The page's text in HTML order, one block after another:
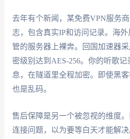
去年有个新闻，某免费VPN服务
志，包含真实IP和访问记录。海
管的服务器上裸奔。回国加速器
密级别达到AES-256。你的听歌
息，在隧道里全程加密。即使黑
也是乱码。
售后保障是另一个被忽视的维度
连接问题，以为要等白天才能解决